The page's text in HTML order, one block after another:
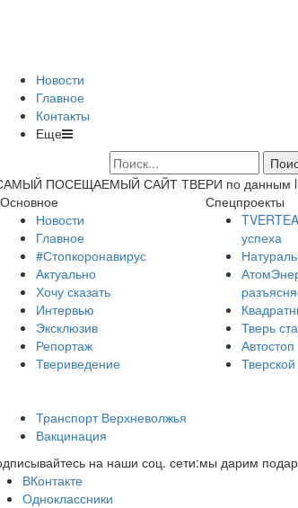
Новости
Главное
Контакты
Еще
ПОСЕЩАЕМЫЙ САЙТ ТВЕРИ по данным
Основное
Новости
Главное
#Стопкоронавирус
Актуально
Хочу сказать
Интервью
Эксклюзив
Репортаж
Твериведение
Спецпроекты
успеха
Тверь
Автостоп
Транспорт Верхневолжья
Вакцинация
на наши соц. сети:мы дарим
ВКонтакте
Одноклассники